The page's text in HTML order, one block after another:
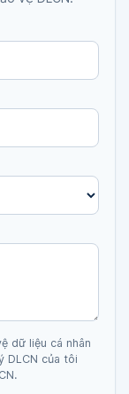
dữ liệu cá nhân
DLCN của tôi